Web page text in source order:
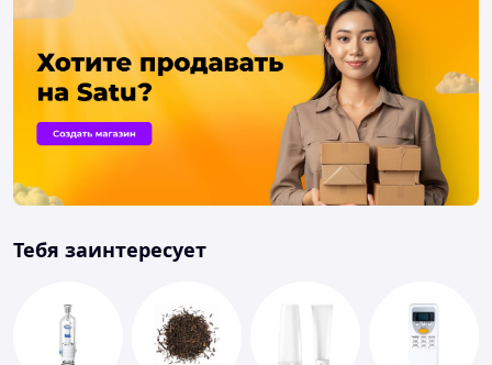
Тебя заинтересует